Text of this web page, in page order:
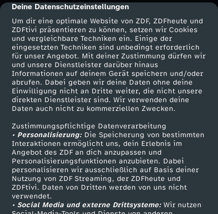
cmp-dialog-description
Deine Datenschutzeinstellungen
Um dir eine optimale Website von ZDF, ZDFheute und
ZDFtivi präsentieren zu können, setzen wir Cookies
und vergleichbare Techniken ein. Einige der
eingesetzten Techniken sind unbedingt erforderlich
für unser Angebot. Mit deiner Zustimmung dürfen wir
und unsere Dienstleister darüber hinaus
Informationen auf deinem Gerät speichern und/oder
abrufen. Dabei geben wir deine Daten ohne deine
Einwilligung nicht an Dritte weiter, die nicht unsere
direkten Dienstleister sind. Wir verwenden deine
Daten auch nicht zu kommerziellen Zwecken.
Zustimmungspflichtige Datenverarbeitung
• Personalisierung:Die Speicherung von bestimmten
Interaktionen ermöglicht uns, dein Erlebnis im
Angebot des ZDF an dich anzupassen und
Personalisierungsfunktionen anzubieten. Dabei
personalisieren wir ausschließlich auf Basis deiner
Nutzung von ZDF Streaming, der ZDFheute und
ZDFtivi. Daten von Dritten werden von uns nicht
verwendet.
• Social Media und externe Drittsysteme:Wir nutzen
g
e
h
e
n
Mehr ZDF
ZDF-Apps
Smart TV
ZDFtext
Livestreams
Sendungen A-Z
TV-Programm
Service
ZDFmitreden
Kontakt zum ZDF
Tickets
Zuschauerservice
Hilfe
ZDF Unternehmen